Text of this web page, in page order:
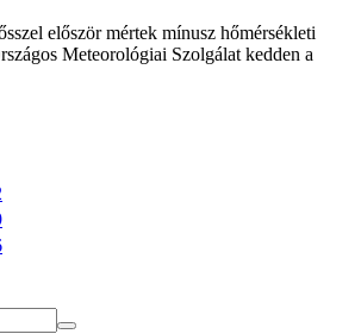
először mértek mínusz hőmérsékleti
Meteorológiai Szolgálat kedden a